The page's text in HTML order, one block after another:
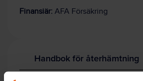
Finansiär: AFA Försäkring
Handbok för återhämtning